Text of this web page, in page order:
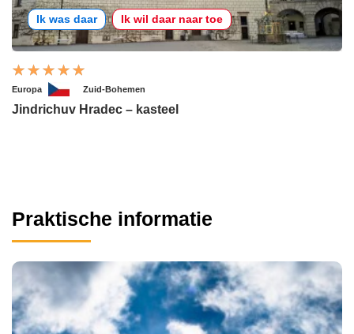
Ik was daar Ik wil daar naar toe
Europa Zuid-Bohemen
Jindrichuv Hradec – kasteel
Praktische informatie